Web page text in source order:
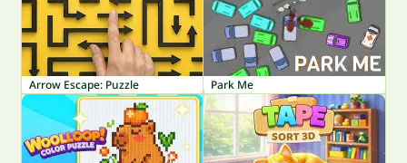
Arrow Escape: Puzzle Park Me